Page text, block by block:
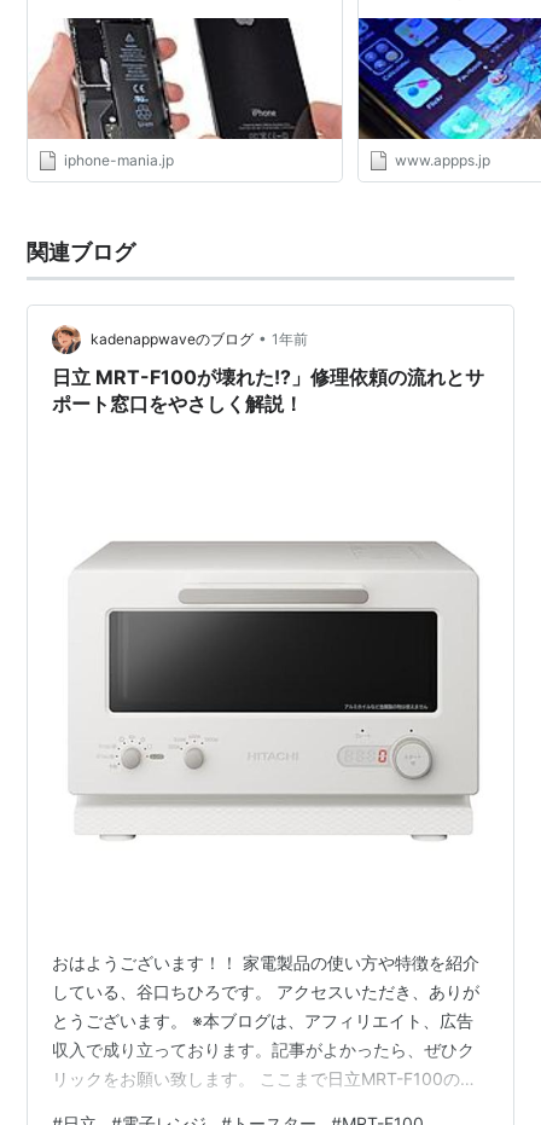
iphone-mania.jp www.appps.jp
関連ブログ
kadenappwaveのブログ • 1年前
日立 MRT-F100が壊れた!?」修理依頼の流れとサ
ポート窓口をやさしく解説！
おはようございます！！ 家電製品の使い方や特徴を紹介
している、谷口ちひろです。 アクセスいただき、ありが
とうございます。 ※本ブログは、アフィリエイト、広告
収入で成り立っております。記事がよかったら、ぜひク
リックをお願い致します。 ここまで日立MRT-F100の使